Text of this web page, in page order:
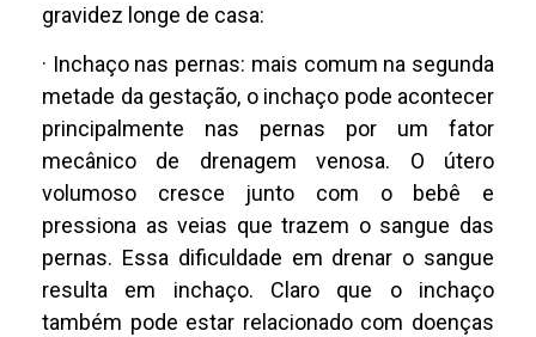
gravidez longe de casa:
· Inchaço nas pernas: mais comum na segunda
metade da gestação, o inchaço pode acontecer
principalmente nas pernas por um fator
mecânico de drenagem venosa. O útero
volumoso cresce junto com o bebê e
pressiona as veias que trazem o sangue das
pernas. Essa dificuldade em drenar o sangue
resulta em inchaço. Claro que o inchaço
também pode estar relacionado com doenças